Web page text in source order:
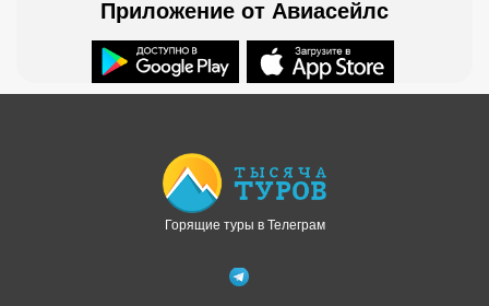
Приложение от Авиасейлс
Горящие туры в Телеграм